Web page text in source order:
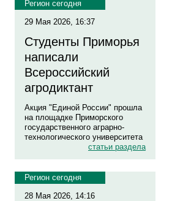
Регион сегодня
29 Мая 2026, 16:37
Студенты Приморья
написали
Всероссийский
агродиктант
Акция "Единой России" прошла
на площадке Приморского
государственного аграрно-
технологического университета
статьи раздела
Регион сегодня
28 Мая 2026, 14:16